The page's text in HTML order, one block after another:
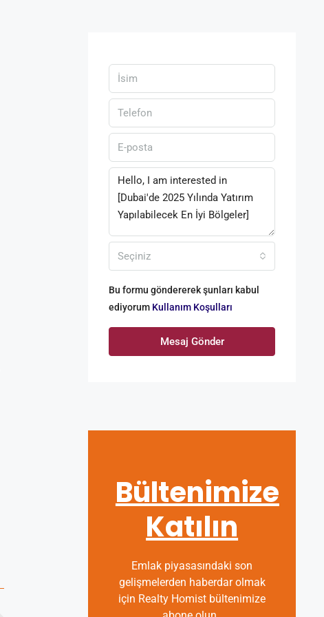
Seçiniz
Bu formu göndererek şunları kabul
ediyorum Kullanım Koşulları
Mesaj Gönder
Bültenimize
Katılın
Emlak piyasasındaki son
gelişmelerden haberdar olmak
için Realty Homist bültenimize